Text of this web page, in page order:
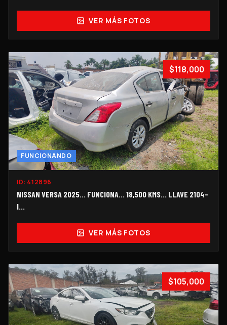
VER MÁS FOTOS
$118,000
FUNCIONANDO
ID: 412896
NISSAN VERSA 2025... FUNCIONA... 18,500 KMS... LLAVE 2104-
I...
VER MÁS FOTOS
$105,000